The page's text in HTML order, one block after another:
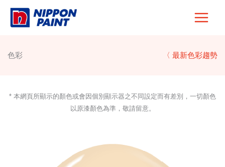
Skip
色彩 〈 最新色彩趨勢
* 本網頁所顯示的顏色或會因個別顯示器之不同設定而有差別，一切顏色
以原漆顏色為準，敬請留意。